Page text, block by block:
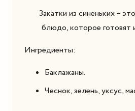
Закатки из синеньких –
блюдо, которое готовят
Ингредиенты:
Баклажаны.
Чеснок, зелень, уксус,